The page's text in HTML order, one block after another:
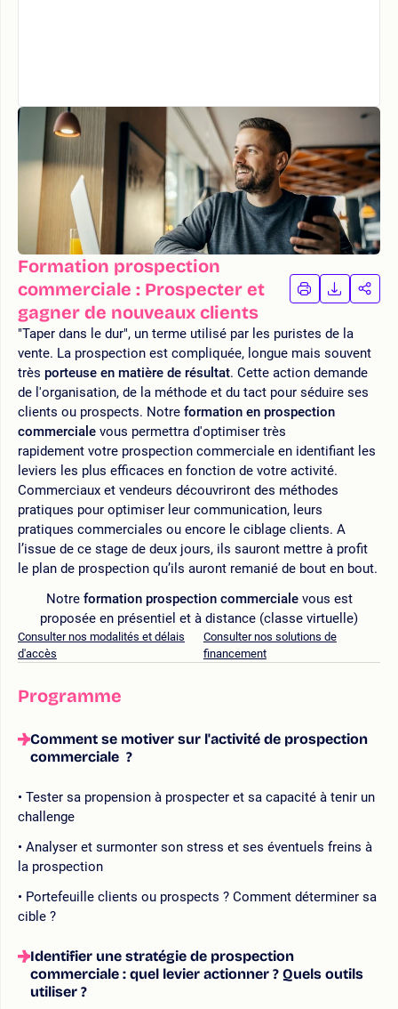
Formation prospection
commerciale : Prospecter et
gagner de nouveaux clients
IMPRIMER
LA
LA
"Taper dans le dur", un terme utilisé par les puristes de la
vente. La prospection est compliquée, longue mais souvent
très porteuse en matière de résultat. Cette action demande
de l'organisation, de la méthode et du tact pour séduire ses
clients ou prospects. Notre formation en prospection
commerciale vous permettra d'optimiser très
rapidement votre prospection commerciale en identifiant les
leviers les plus efficaces en fonction de votre activité.
Commerciaux et vendeurs découvriront des méthodes
pratiques pour optimiser leur communication, leurs
pratiques commerciales ou encore le ciblage clients. A
l’issue de ce stage de deux jours, ils sauront mettre à profit
le plan de prospection qu’ils auront remanié de bout en bout.
Notre formation prospection commercialevous est
proposée en présentiel et à distance (classe virtuelle)
Consulter nos modalités et délais
d'accès
Consulter nos solutions de
financement
Programme
Comment se motiver sur l'activité de prospection
commerciale ?
Tester sa propension à prospecter et sa capacité à tenir un
challenge
Analyser et surmonter son stress et ses éventuels freins à
la prospection
Portefeuille clients ou prospects ? Comment déterminer sa
cible ?
Identifier une stratégie de prospection
commerciale : quel levier actionner ? Quels outils
utiliser ?